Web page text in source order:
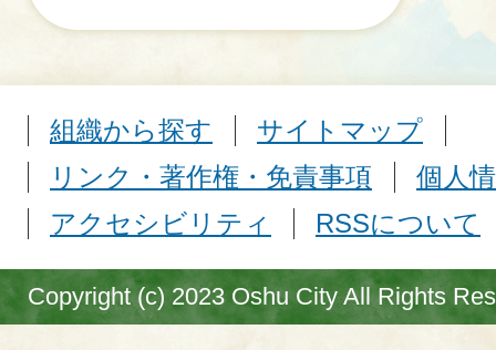
組織から探す
サイトマップ
リンク・著作権・免責事項
個人
アクセシビリティ
RSSについて
Copyright (c) 2023 Oshu City All Rights